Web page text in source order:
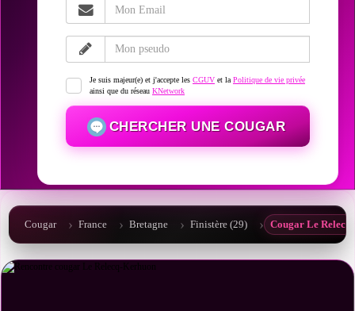
Je suis majeur(e) et j'accepte les CGUV et la Politique de vie privée
ainsi que du réseau KNetwork
CHERCHER UNE COUGAR
Cougar France Bretagne Finistère (29) Cougar Le